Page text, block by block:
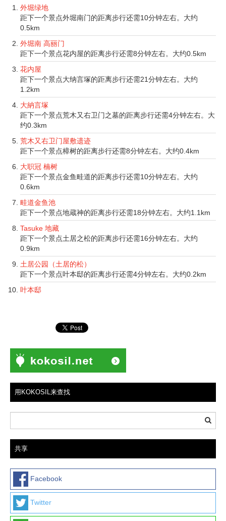
外堀绿地
距下一个景点外堀南门的距离步行还需10分钟左右。大约
0.5km
外堀南 高丽门
距下一个景点花内屋的距离步行还需8分钟左右。大约0.5km
花内屋
距下一个景点大纳言塚的距离步行还需21分钟左右。大约
1.2km
大納言塚
距下一个景点荒木又右卫门之墓的距离步行还需4分钟左右。大
约0.3km
荒木又右卫门屋敷遗迹
距下一个景点樟树的距离步行还需8分钟左右。大约0.4km
大职冠 楠树
距下一个景点金鱼畦道的距离步行还需10分钟左右。大约
0.6km
畦道金鱼池
距下一个景点地蔵神的距离步行还需18分钟左右。大约1.1km
Tasuke 地藏
距下一个景点土居之松的距离步行还需16分钟左右。大约
0.9km
土居公园（土居的松）
距下一个景点叶本邸的距离步行还需4分钟左右。大约0.2km
叶本邸
用KOKOSIL来查找
共享
Facebook
Twitter